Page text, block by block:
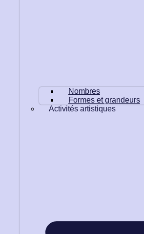
Nombres
Formes et grandeurs
Activités artistiques